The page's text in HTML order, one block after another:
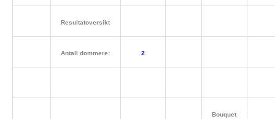
Resultatoversikt
Antall dommere: 2
Bouquet